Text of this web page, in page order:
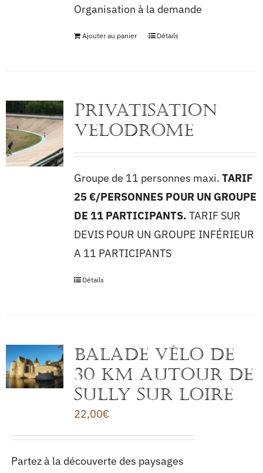
Organisation à la demande
Ajouter au panier Détails
PRIVATISATION
VELODROME
Groupe de 11 personnes maxi. TARIF
25 €/PERSONNES POUR UN GROUPE
DE 11 PARTICIPANTS. TARIF SUR
DEVIS POUR UN GROUPE INFÉRIEUR
A 11 PARTICIPANTS
Détails
BALADE VÉLO de
30 km autour de
SULLY sur LOIRE
22,00€
Partez à la découverte des paysages